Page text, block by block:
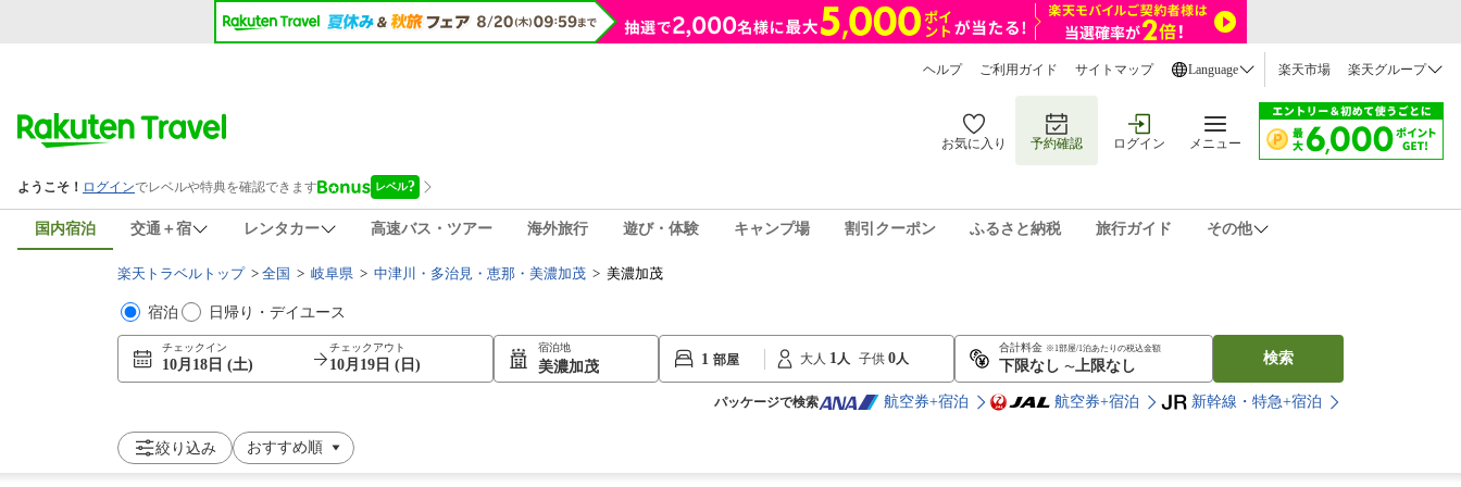
ヘルプ ご利用ガイド サイトマップ Language 楽天市場 楽天グループ
お気に入り 予約確認 ログイン メニュー
国内宿泊 交通＋宿 レンタカー 高速バス・ツアー 海外旅行 遊び・体験 キャンプ場 割引クーポン ふるさと納税 旅行ガイド その他
楽天トラベルトップ > 全国 > 岐阜県 > 中津川・多治見・恵那・美濃加茂 > 美濃加茂
宿泊 日帰り・デイユース
チェックイン
10月18日 (土)
チェックアウト
10月19日 (日)
宿泊地
美濃加茂 1 大人 1 子供 0
合計料金 ※1部屋/1泊あたりの税込金額
〜
検索
パッケージで検索 航空券+宿泊 航空券+宿泊 新幹線・特急+宿泊
絞り込み